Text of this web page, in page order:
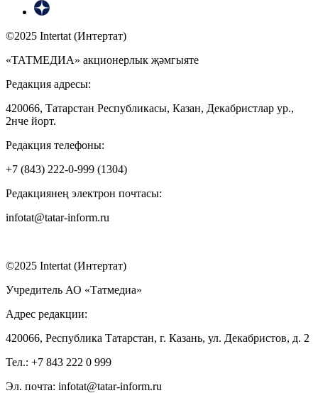
©2025 Intertat (Интертат)
«ТАТМЕДИА» акционерлык җәмгыяте
Редакция адресы:
420066, Татарстан Республикасы, Казан, Декабристлар ур.,
2нче йорт.
Редакция телефоны:
+7 (843) 222-0-999 (1304)
Редакциянең электрон почтасы:
infotat@tatar-inform.ru
©2025 Intertat (Интертат)
Учредитель АО «Татмедиа»
Адрес редакции:
420066, Республика Татарстан, г. Казань, ул. Декабристов, д. 2
Тел.: +7 843 222 0 999
Эл. почта: infotat@tatar-inform.ru